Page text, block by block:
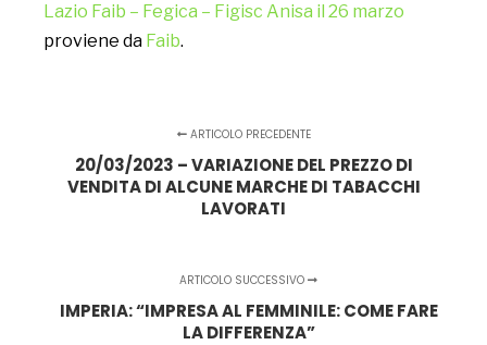
Lazio Faib – Fegica – Figisc Anisa il 26 marzo
proviene da Faib.
ARTICOLO PRECEDENTE
20/03/2023 – VARIAZIONE DEL PREZZO DI
VENDITA DI ALCUNE MARCHE DI TABACCHI
LAVORATI
ARTICOLO SUCCESSIVO
IMPERIA: “IMPRESA AL FEMMINILE: COME FARE
LA DIFFERENZA”